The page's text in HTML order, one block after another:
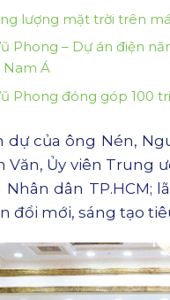
lượng mặt trời trên
Phong – Dự án điện
Nam Á
Phong đóng góp 100
của ông Nén,
Văn, Ủy viên
Nhân dân
đổi mới, sáng tạo